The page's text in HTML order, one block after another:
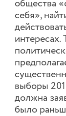
общества
себя»,
интересах.
выборы
должна
было